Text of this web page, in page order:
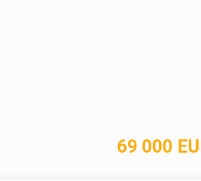
69 000